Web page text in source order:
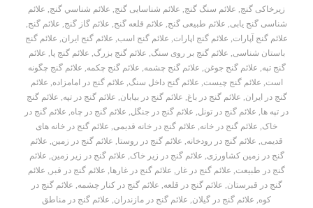
زیرخاکی گنج, علائم سنگ گنج, علائم شناسایی گنج, علائم شناسي گنج, علائم
شناسی گنج یابی, علائم طبیعی گنج, علائم قلعه گنج, علائم گاز گنج, علائم گنج,
علائم گنج آپارات, علائم گنج اپارات, علائم گنج اسب, علائم گنج ایران, علائم گنج
باستان شناسی, علائم گنج بر روی سنگ, علائم گنج بزرگ, علائم گنج پا, علائم
گنج تپه, علائم گنج جوغن, علائم گنج چشمه, علائم گنج چکمه, علائم گنج چگونه
است, علائم گنج چیست, علائم گنج داخل سنگ, علائم گنج در امامزاده, علائم
گنج در ایران, علائم گنج در باغ, علائم گنج در بیابان, علائم گنج در تپه, علائم گنج
در تپه ها, علائم گنج در تونل, علائم گنج در جنگل, علائم گنج در چاه, علائم گنج در
خاک, علائم گنج در خانه, علائم گنج در خانه قدیمی, علائم گنج در خانه های
قدیمی, علائم گنج در رودخانه, علائم گنج در روستا, علائم گنج در زمین, علائم
گنج در زمین کشاورزی, علائم گنج در زیر خاک, علائم گنج در زیر زمین, علائم
گنج در طبیعت, علائم گنج در غار , علائم گنج در غارها, علائم گنج در قبر , علائم
گنج در قبرستان, علائم گنج در قلعه, علائم گنج در کنار چشمه, علائم گنج در
کوه, علائم گنج در گیلان, علائم گنج در مازندران, علائم گنج در مناطق